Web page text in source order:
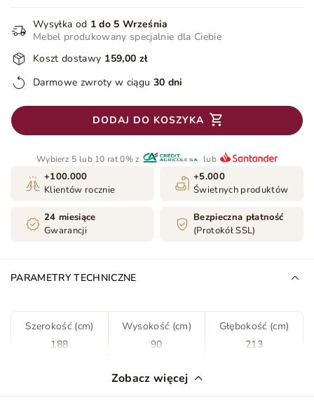
Wysyłka od 1 do 5 Września
Mebel produkowany specjalnie dla Ciebie
Koszt dostawy 159,00 zł
Darmowe zwroty w ciągu 30 dni
DODAJ DO KOSZYKA
Wybierz 5 lub 10 rat 0% z lub
+100.000
Klientów rocznie
+5.000
Świetnych produktów
24 miesiące
Gwarancji
Bezpieczna płatność
(Protokół SSL)
PARAMETRY TECHNICZNE
Szerokość (cm)
188
Wysokość (cm)
90
Głębokość (cm)
213
Ciemny szary
Zobacz więcej